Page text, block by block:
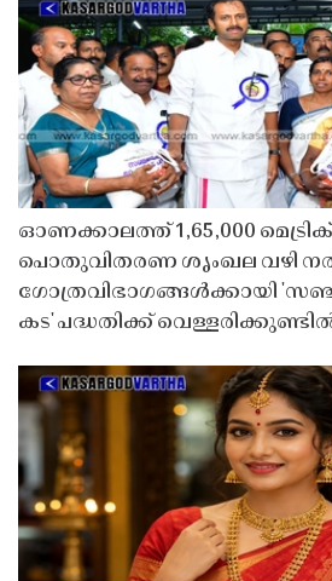
ഓണക്കാലത്ത് 1,65,000
പൊതുവിതരണ ശൃംഖല വഴി
ഗോത്രവിഭാഗങ്ങൾക്കായി
കട' പദ്ധതിക്ക്